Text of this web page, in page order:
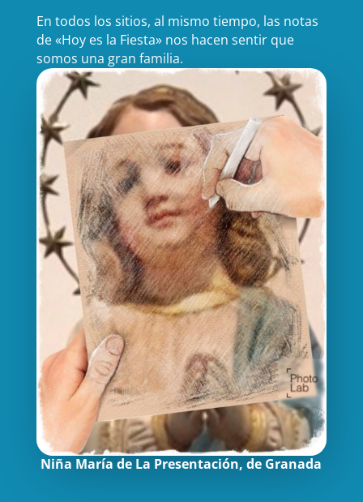
En todos los sitios, al mismo tiempo, las notas
de «Hoy es la Fiesta» nos hacen sentir que
somos una gran familia.
Niña María de La Presentación, de Granada